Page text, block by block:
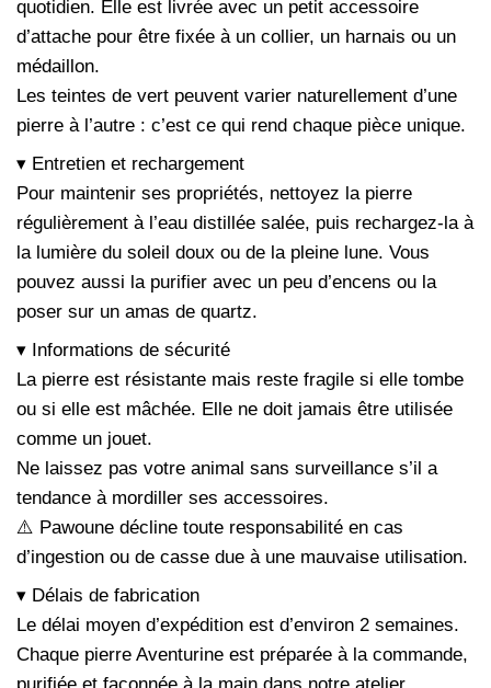
quotidien. Elle est livrée avec un petit accessoire
d’attache pour être fixée à un collier, un harnais ou un
médaillon.
Les teintes de vert peuvent varier naturellement d’une
pierre à l’autre : c’est ce qui rend chaque pièce unique.
▾ Entretien et rechargement
Pour maintenir ses propriétés, nettoyez la pierre
régulièrement à l’eau distillée salée, puis rechargez-la à
la lumière du soleil doux ou de la pleine lune. Vous
pouvez aussi la purifier avec un peu d’encens ou la
poser sur un amas de quartz.
▾ Informations de sécurité
La pierre est résistante mais reste fragile si elle tombe
ou si elle est mâchée. Elle ne doit jamais être utilisée
comme un jouet.
Ne laissez pas votre animal sans surveillance s’il a
tendance à mordiller ses accessoires.
⚠️ Pawoune décline toute responsabilité en cas
d’ingestion ou de casse due à une mauvaise utilisation.
▾ Délais de fabrication
Le délai moyen d’expédition est d’environ 2 semaines.
Chaque pierre Aventurine est préparée à la commande,